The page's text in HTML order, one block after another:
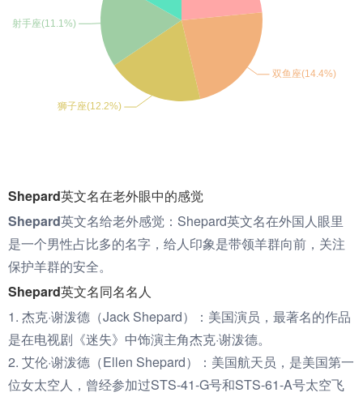
Shepard英文名在老外眼中的感觉
Shepard英文名给老外感觉： Shepard英文名在外国人眼里
是一个男性占比多的名字，给人印象是带领羊群向前，关注
保护羊群的安全。
Shepard英文名同名名人
1. 杰克·谢泼德（Jack Shepard）：美国演员，最著名的作品
是在电视剧《迷失》中饰演主角杰克·谢泼德。
2. 艾伦·谢泼德（Ellen Shepard）：美国航天员，是美国第一
位女太空人，曾经参加过STS-41-G号和STS-61-A号太空飞